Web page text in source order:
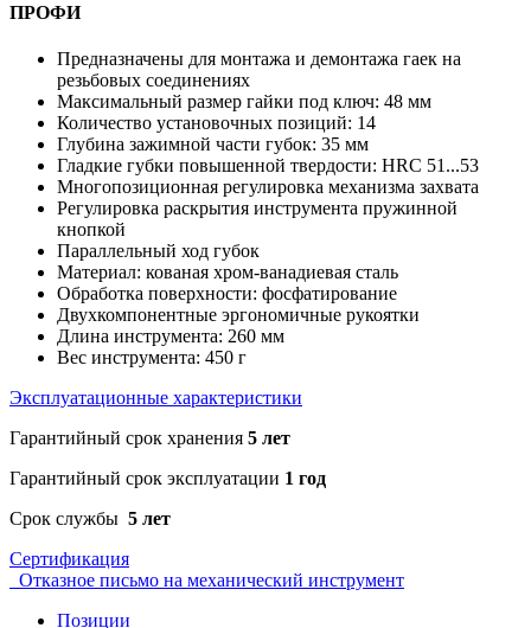
ПРОФИ
Предназначены для монтажа и демонтажа гаек на
резьбовых соединениях
Максимальный размер гайки под ключ: 48 мм
Количество установочных позиций: 14
Глубина зажимной части губок: 35 мм
Гладкие губки повышенной твердости: HRC 51...53
Многопозиционная регулировка механизма захвата
Регулировка раскрытия инструмента пружинной
кнопкой
Параллельный ход губок
Материал: кованая хром-ванадиевая сталь
Обработка поверхности: фосфатирование
Двухкомпонентные эргономичные рукоятки
Длина инструмента: 260 мм
Вес инструмента: 450 г
Эксплуатационные характеристики
Гарантийный срок хранения 5 лет
Гарантийный срок эксплуатации 1 год
Срок службы 5 лет
Сертификация
Отказное письмо на механический инструмент
Позиции